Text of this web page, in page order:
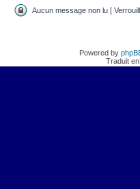
Aucun message non lu [
Powered by
Traduit